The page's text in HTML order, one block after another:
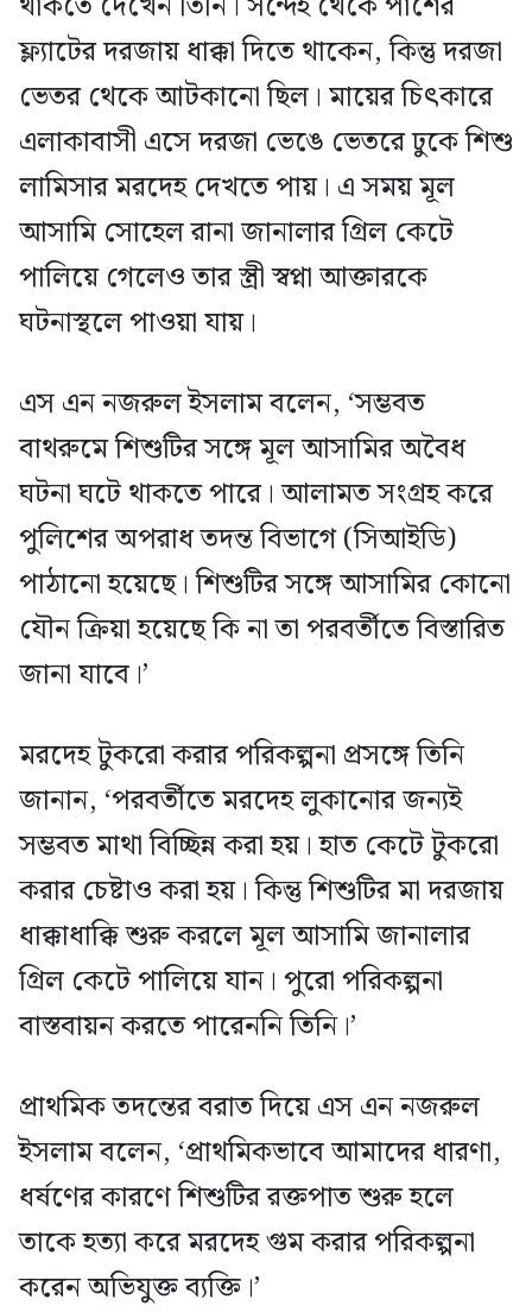
ফ্ল্যাটের দরজায় ধাক্কা দিতে থাকেন, কিন্তু দরজা
ভেতর থেকে আটকানো ছিল। মায়ের চিৎকারে
এলাকাবাসী এসে দরজা ভেঙে ভেতরে ঢুকে শিশু
লামিসার মরদেহ দেখতে পায়। এ সময় মূল
আসামি সোহেল রানা জানালার গ্রিল কেটে
পালিয়ে গেলেও তার স্ত্রী স্বপ্না আক্তারকে
ঘটনাস্থলে পাওয়া যায়।
এস এন নজরুল ইসলাম বলেন, ‘সম্ভবত
বাথরুমে শিশুটির সঙ্গে মূল আসামির অবৈধ
ঘটনা ঘটে থাকতে পারে। আলামত সংগ্রহ করে
পুলিশের অপরাধ তদন্ত বিভাগে (সিআইডি)
পাঠানো হয়েছে। শিশুটির সঙ্গে আসামির কোনো
যৌন ক্রিয়া হয়েছে কি না তা পরবর্তীতে বিস্তারিত
জানা যাবে।’
মরদেহ টুকরো করার পরিকল্পনা প্রসঙ্গে তিনি
জানান, ‘পরবর্তীতে মরদেহ লুকানোর জন্যই
সম্ভবত মাথা বিচ্ছিন্ন করা হয়। হাত কেটে টুকরো
করার চেষ্টাও করা হয়। কিন্তু শিশুটির মা দরজায়
ধাক্কাধাক্কি শুরু করলে মূল আসামি জানালার
গ্রিল কেটে পালিয়ে যান। পুরো পরিকল্পনা
বাস্তবায়ন করতে পারেননি তিনি।’
প্রাথমিক তদন্তের বরাত দিয়ে এস এন নজরুল
ইসলাম বলেন, ‘প্রাথমিকভাবে আমাদের ধারণা,
ধর্ষণের কারণে শিশুটির রক্তপাত শুরু হলে
তাকে হত্যা করে মরদেহ গুম করার পরিকল্পনা
করেন অভিযুক্ত ব্যক্তি।’